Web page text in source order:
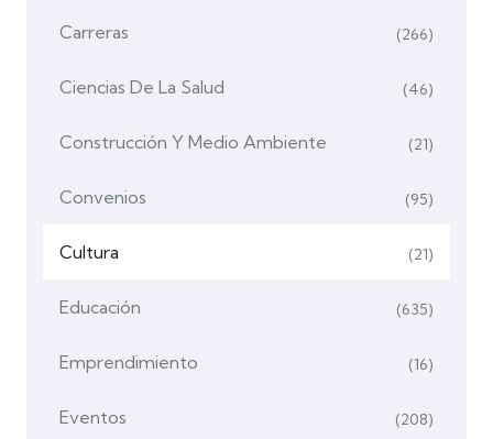
Carreras (266)
Ciencias De La Salud (46)
Construcción Y Medio Ambiente (21)
Convenios (95)
Cultura (21)
Educación (635)
Emprendimiento (16)
Eventos (208)